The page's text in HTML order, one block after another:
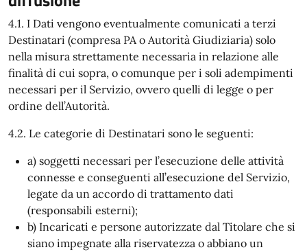
4.1. I Dati vengono eventualmente comunicati a terzi
Destinatari (compresa PA o Autorità Giudiziaria) solo
nella misura strettamente necessaria in relazione alle
finalità di cui sopra, o comunque per i soli adempimenti
necessari per il Servizio, ovvero quelli di legge o per
ordine dell’Autorità.
4.2. Le categorie di Destinatari sono le seguenti:
a) soggetti necessari per l’esecuzione delle attività
connesse e conseguenti all’esecuzione del Servizio,
legate da un accordo di trattamento dati
(responsabili esterni);
b) Incaricati e persone autorizzate dal Titolare che si
siano impegnate alla riservatezza o abbiano un